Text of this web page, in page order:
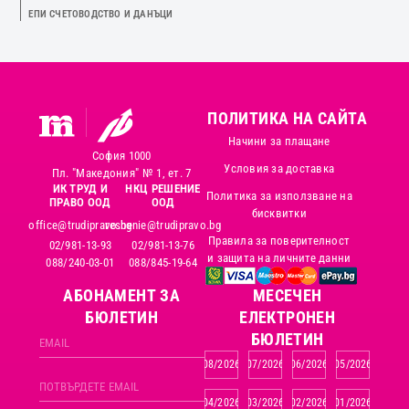
ЕПИ СЧЕТОВОДСТВО И ДАНЪЦИ
София 1000
Пл. "Македония" № 1, ет. 7
ИК ТРУД И
ПРАВО ООД
office@trudipravo.bg
02/981-13-93
088/240-03-01
НКЦ РЕШЕНИЕ
ООД
reshenie@trudipravo.bg
02/981-13-76
088/845-19-64
ПОЛИТИКА НА САЙТА
Начини за плащане
Условия за доставка
Политика за използване на
бисквитки
Правила за поверителност
и защита на личните данни
АБОНАМЕНТ ЗА
БЮЛЕТИН
MЕСЕЧЕН
ЕЛЕКТРОНЕН
БЮЛЕТИН
08/2026 07/2026 06/2026 05/2026
04/2026 03/2026 02/2026 01/2026